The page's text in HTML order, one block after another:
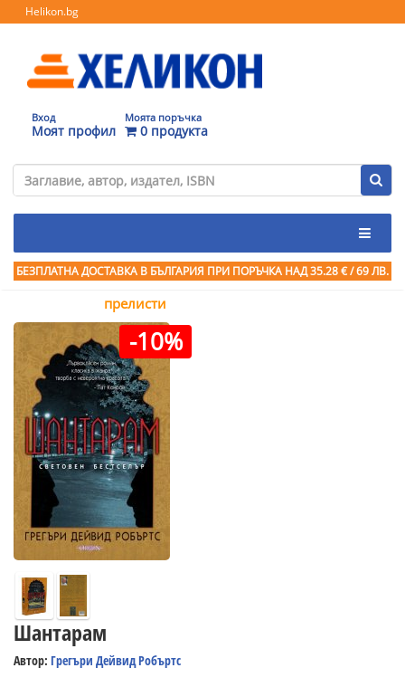
Helikon.bg
Вход
Моят профил
Моята поръчка
0 продукта
БЕЗПЛАТНА ДОСТАВКА В БЪЛГАРИЯ ПРИ ПОРЪЧКА НАД 35.28 € / 69 ЛВ.
прелисти
-10%
Шантарам
Автор: Грегъри Дейвид Робъртс